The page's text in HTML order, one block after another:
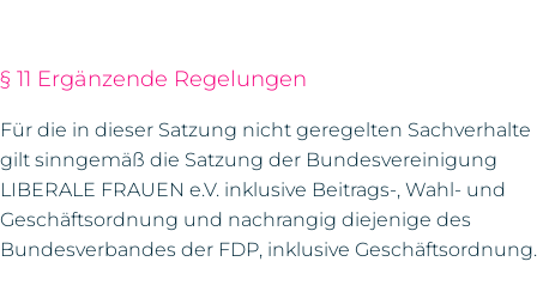
§ 11 Ergänzende Regelungen
Für die in dieser Satzung nicht geregelten Sachverhalte
gilt sinngemäß die Satzung der Bundesvereinigung
LIBERALE FRAUEN e.V. inklusive Beitrags-, Wahl- und
Geschäftsordnung und nachrangig diejenige des
Bundesverbandes der FDP, inklusive Geschäftsordnung.